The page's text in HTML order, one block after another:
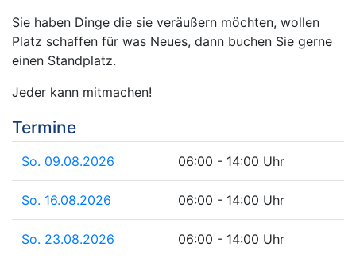
Sie haben Dinge die sie veräußern möchten, wollen
Platz schaffen für was Neues, dann buchen Sie gerne
einen Standplatz.
Jeder kann mitmachen!
Termine
So. 09.08.2026 06:00 - 14:00 Uhr
So. 16.08.2026 06:00 - 14:00 Uhr
So. 23.08.2026 06:00 - 14:00 Uhr